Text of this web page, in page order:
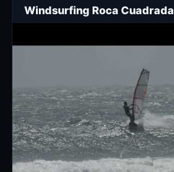
Windsurfing Roca